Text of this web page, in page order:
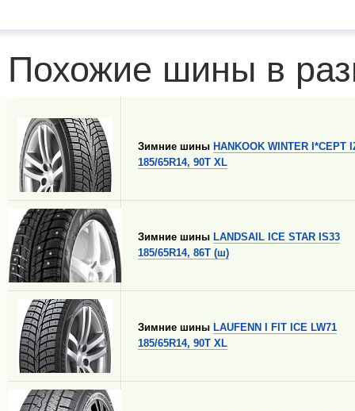
Похожие шины в
Зимние шины HANKOOK WINTER I*CEPT
185/65R14, 90T XL
Зимние шины LANDSAIL ICE STAR IS33
185/65R14, 86T (ш)
Зимние шины LAUFENN I FIT ICE LW71
185/65R14, 90T XL